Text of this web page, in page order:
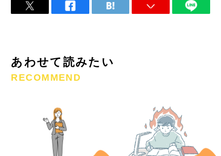
あわせて読みたい
RECOMMEND